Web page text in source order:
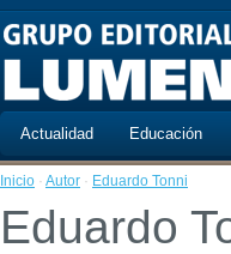
Actualidad Educación
Inicio · Autor · Eduardo Tonni
Eduardo